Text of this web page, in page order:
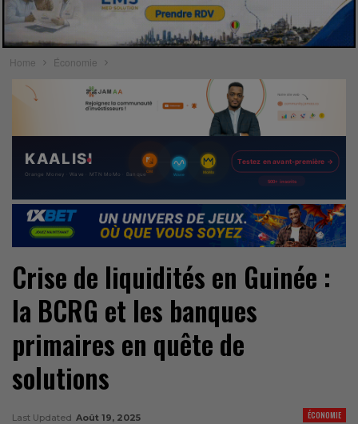
Home Économie
Crise de liquidités en Guinée :
la BCRG et les banques
primaires en quête de
solutions
ÉCONOMIE
Last Updated Août 19, 2025